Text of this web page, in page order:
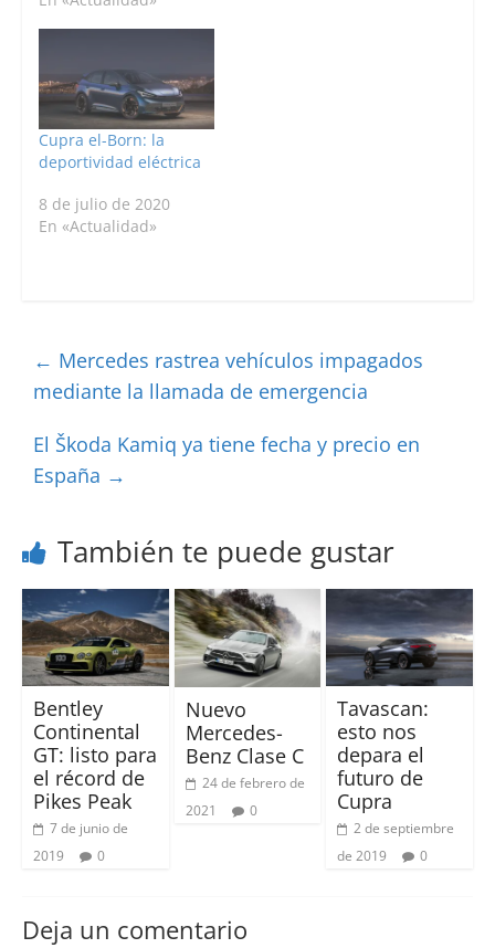
Cupra el-Born: la
deportividad eléctrica
8 de julio de 2020
En «Actualidad»
← Mercedes rastrea vehículos impagados
mediante la llamada de emergencia
El Škoda Kamiq ya tiene fecha y precio en
España →
También te puede gustar
Bentley
Continental
GT: listo para
el récord de
Pikes Peak
7 de junio de
2019
0
Nuevo
Mercedes-
Benz Clase C
24 de febrero de
2021
0
Tavascan:
esto nos
depara el
futuro de
Cupra
2 de septiembre
de 2019
0
Deja un comentario